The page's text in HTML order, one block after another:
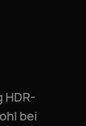
HDR-
bei